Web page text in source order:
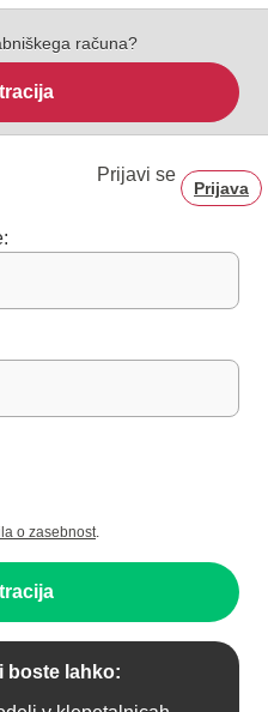
računa?
Prijavi se
Prijava
o zasebnost.
boste lahko: